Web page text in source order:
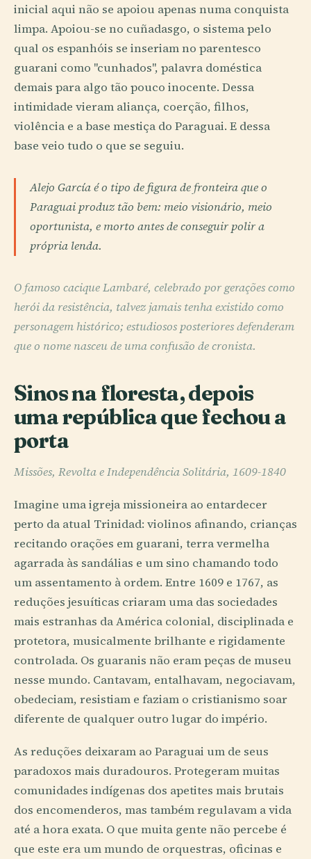
inicial aqui não se apoiou apenas numa conquista
limpa. Apoiou-se no cuñadasgo, o sistema pelo
qual os espanhóis se inseriam no parentesco
guarani como "cunhados", palavra doméstica
demais para algo tão pouco inocente. Dessa
intimidade vieram aliança, coerção, filhos,
violência e a base mestiça do Paraguai. E dessa
base veio tudo o que se seguiu.
Alejo García é o tipo de figura de fronteira que o
Paraguai produz tão bem: meio visionário, meio
oportunista, e morto antes de conseguir polir a
própria lenda.
O famoso cacique Lambaré, celebrado por gerações como
herói da resistência, talvez jamais tenha existido como
personagem histórico; estudiosos posteriores defenderam
que o nome nasceu de uma confusão de cronista.
Sinos na floresta, depois
uma república que fechou a
porta
Missões, Revolta e Independência Solitária, 1609-1840
Imagine uma igreja missioneira ao entardecer
perto da atual Trinidad: violinos afinando, crianças
recitando orações em guarani, terra vermelha
agarrada às sandálias e um sino chamando todo
um assentamento à ordem. Entre 1609 e 1767, as
reduções jesuíticas criaram uma das sociedades
mais estranhas da América colonial, disciplinada e
protetora, musicalmente brilhante e rigidamente
controlada. Os guaranis não eram peças de museu
nesse mundo. Cantavam, entalhavam, negociavam,
obedeciam, resistiam e faziam o cristianismo soar
diferente de qualquer outro lugar do império.
As reduções deixaram ao Paraguai um de seus
paradoxos mais duradouros. Protegeram muitas
comunidades indígenas dos apetites mais brutais
dos encomenderos, mas também regulavam a vida
até a hora exata. O que muita gente não percebe é
que este era um mundo de orquestras, oficinas e